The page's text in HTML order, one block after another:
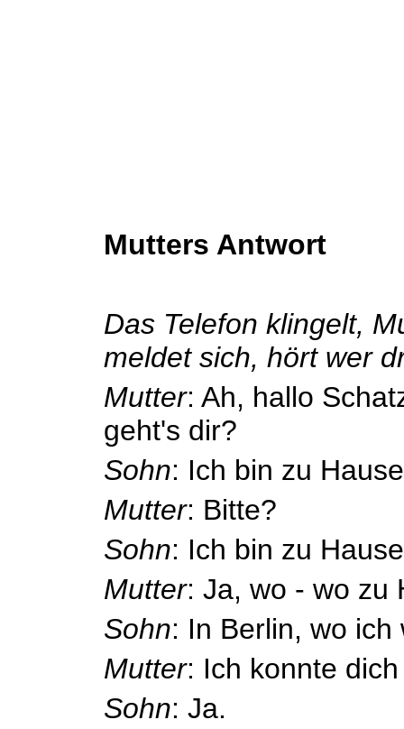
Mutters Antwort
Das Telefon klingelt,
meldet sich, hört wer
Mutter: Ah, hallo
geht's dir?
Sohn: Ich bin zu
Mutter: Bitte?
Sohn: Ich bin zu
Mutter: Ja, wo - wo zu
Sohn: In Berlin, wo ich
Mutter: Ich konnte
Sohn: Ja.